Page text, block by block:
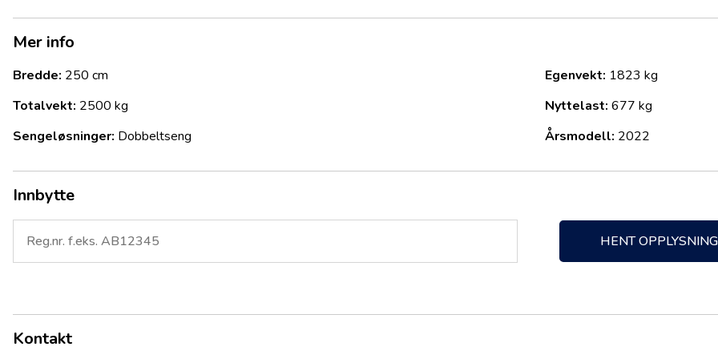
- Queen bed – komfortabel seng med god adkomst
temperatur
- Stor rundsitter i front – perfekt for sosial sone, måltider og avslapning
Interiør & komfort
- Elegant Prestige-interiør med lyse flater
- Velutstyrt kjøkken med gode arbeidsflater
- Rikelig med lagringsplass
Mer info
Bredde: 250 cm Egenvekt: 1823 kg
Totalvekt: 2500 kg Nyttelast: 677 kg
Sengeløsninger: Dobbeltseng Årsmodell: 2022
Innbytte
HENT
Kontakt